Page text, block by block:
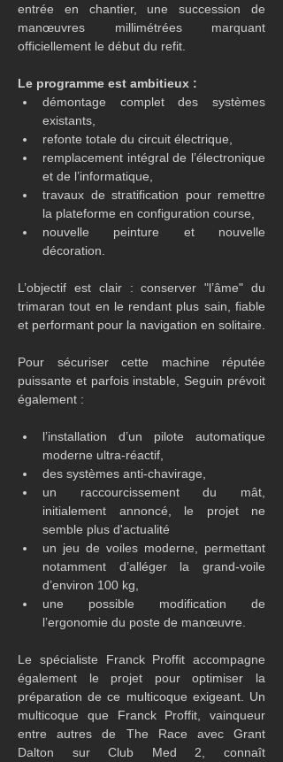
entrée en chantier, une succession de
manœuvres millimétrées marquant
officiellement le début du refit.
Le programme est ambitieux :
démontage complet des systèmes
existants,
refonte totale du circuit électrique,
remplacement intégral de l’électronique
et de l’informatique,
travaux de stratification pour remettre
la plateforme en configuration course,
nouvelle peinture et nouvelle
décoration.
L’objectif est clair : conserver "l’âme" du
trimaran tout en le rendant plus sain, fiable
et performant pour la navigation en solitaire.
Pour sécuriser cette machine réputée
puissante et parfois instable, Seguin prévoit
également :
l’installation d’un pilote automatique
moderne ultra-réactif,
des systèmes anti-chavirage,
un raccourcissement du mât,
initialement annoncé, le projet ne
semble plus d'actualité
un jeu de voiles moderne, permettant
notamment d’alléger la grand-voile
d’environ 100 kg,
une possible modification de
l’ergonomie du poste de manœuvre.
Le spécialiste Franck Proffit accompagne
également le projet pour optimiser la
préparation de ce multicoque exigeant. Un
multicoque que Franck Proffit, vainqueur
entre autres de The Race avec Grant
Dalton sur Club Med 2, connaît